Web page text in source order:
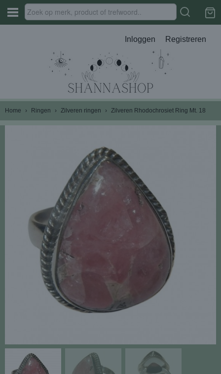
Inloggen Registreren
Home › Ringen › Zilveren ringen › Zilveren Rhodochrosiet Ring Mt. 18